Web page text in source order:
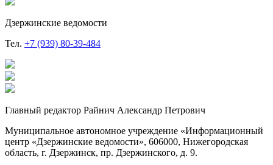
Дзержинские ведомости
Тел. +7 (939) 80-39-484
Главный редактор Райнич Александр Петрович
Муниципальное автономное учреждение «Информационный
центр «Дзержинские ведомости», 606000, Нижегородская
область, г. Дзержинск, пр. Дзержинского, д. 9.